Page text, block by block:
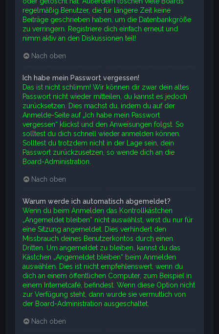
regelmäßig Benutzer, die für längere Zeit keine
Beiträge geschrieben haben, um die Datenbankgröße
zu verringern. Registriere dich einfach erneut und
nimm aktiv an den Diskussionen teil!
Nach oben
Ich habe mein Passwort vergessen!
Das ist nicht schlimm! Wir können dir zwar dein altes
Passwort nicht wieder mitteilen, du kannst es jedoch
zurücksetzen. Dies machst du, indem du auf der
Anmelde-Seite auf „Ich habe mein Passwort
vergessen“ klickst und den Anweisungen folgst. So
solltest du dich schnell wieder anmelden können.
Solltest du trotzdem nicht in der Lage sein, dein
Passwort zurückzusetzen, so wende dich an die
Board-Administration.
Nach oben
Warum werde ich automatisch abgemeldet?
Wenn du beim Anmelden das Kontrollkästchen
„Angemeldet bleiben“ nicht auswählst, wirst du nur für
eine Sitzung angemeldet. Dies verhindert den
Missbrauch deines Benutzerkontos durch einen
Dritten. Um angemeldet zu bleiben, kannst du das
Kästchen „Angemeldet bleiben“ beim Anmelden
auswählen. Dies ist nicht empfehlenswert, wenn du
dich an einem öffentlichen Computer, zum Beispiel in
einem Internetcafé, befindest. Wenn diese Option nicht
zur Verfügung steht, dann wurde sie vermutlich von
der Board-Administration ausgeschaltet.
Nach oben